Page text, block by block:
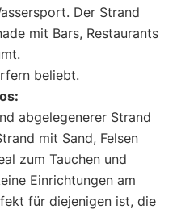
Der Strand
mit Bars, Restaurants
beliebt.
abgelegenerer Strand
mit Sand, Felsen
zum Tauchen und
Einrichtungen am
für diejenigen ist, die